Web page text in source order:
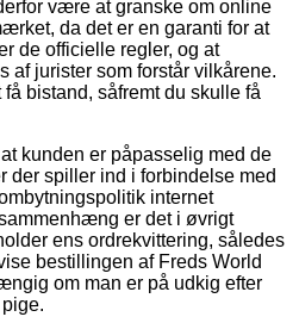
være at granske om online
da det er en garanti for at
de officielle regler, og at
af jurister som forstår vilkårene.
bistand, såfremt du skulle få
kunden er påpasselig med de
der spiller ind i forbindelse med
internet
er det i øvrigt
ens ordrekvittering, således
bestillingen af Freds World
om man er på udkig efter